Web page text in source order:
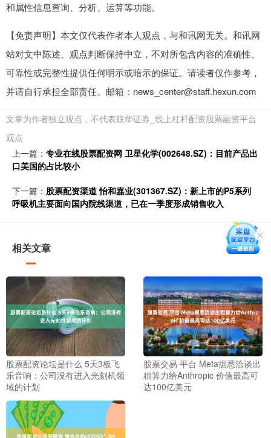
和属性信息查询、分析、运算等功能。
【免责声明】本文仅代表作者本人观点，与和讯网无关。和讯网
站对文中陈述、观点判断保持中立，不对所包含内容的准确性、
可靠性或完整性提供任何明示或暗示的保证。请读者仅作参考，
并请自行承担全部责任。邮箱：news_center@staff.hexun.com
文章为作者独立观点，不代表联华证券_线上杠杆配资股票融资平台
观点
上一篇： 专业在线股票配资网 卫星化学(002648.SZ)：目前产品出
口美国的占比较小
下一篇： 股票配资渠道 怡和嘉业(301367.SZ)：新上市的P5系列
呼吸机主要面向国内院线渠道，已在一季度形成销售收入
相关文章
股票配资论坛是什么 5天3板飞
乐音响：公司没有进入光刻机领
域的计划
股票交易 平台 Meta据悉洽谈出
租算力给Anthropic 价值最高可
达100亿美元